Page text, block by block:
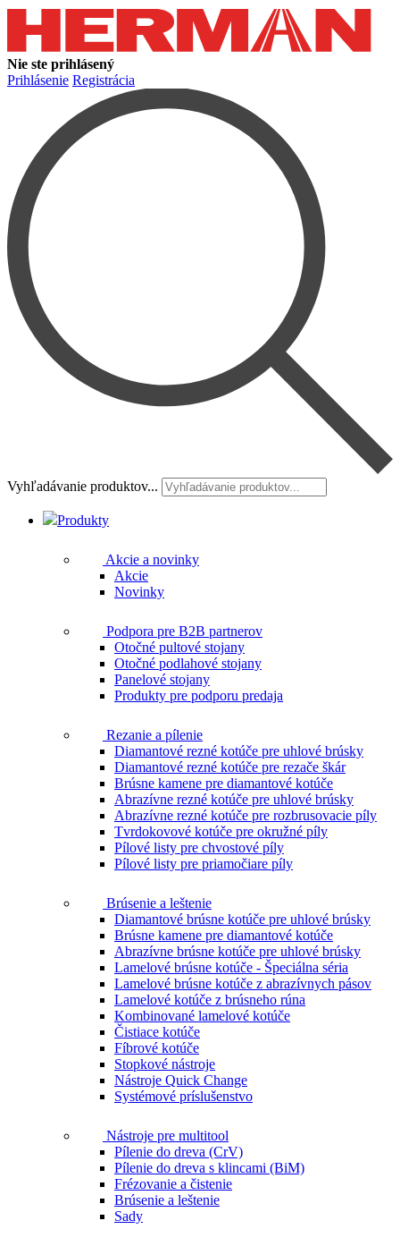
Nie ste prihlásený
Prihlásenie Registrácia
Vyhľadávanie produktov...
Produkty
Akcie a novinky
Akcie
Novinky
Podpora pre B2B partnerov
Otočné pultové stojany
Otočné podlahové stojany
Panelové stojany
Produkty pre podporu predaja
Rezanie a pílenie
Diamantové rezné kotúče pre uhlové brúsky
Diamantové rezné kotúče pre rezače škár
Brúsne kamene pre diamantové kotúče
Abrazívne rezné kotúče pre uhlové brúsky
Abrazívne rezné kotúče pre rozbrusovacie píly
Tvrdokovové kotúče pre okružné píly
Pílové listy pre chvostové píly
Pílové listy pre priamočiare píly
Brúsenie a leštenie
Diamantové brúsne kotúče pre uhlové brúsky
Brúsne kamene pre diamantové kotúče
Abrazívne brúsne kotúče pre uhlové brúsky
Lamelové brúsne kotúče - Špeciálna séria
Lamelové brúsne kotúče z abrazívnych pásov
Lamelové kotúče z brúsneho rúna
Kombinované lamelové kotúče
Čistiace kotúče
Fíbrové kotúče
Stopkové nástroje
Nástroje Quick Change
Systémové príslušenstvo
Nástroje pre multitool
Pílenie do dreva (CrV)
Pílenie do dreva s klincami (BiM)
Frézovanie a čistenie
Brúsenie a leštenie
Sady